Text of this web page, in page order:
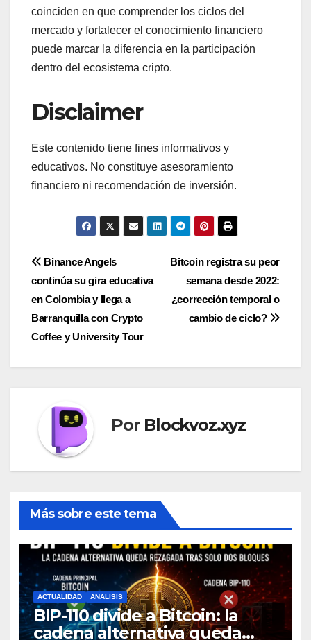
coinciden en que comprender los ciclos del
mercado y fortalecer el conocimiento financiero
puede marcar la diferencia en la participación
dentro del ecosistema cripto.
Disclaimer
Este contenido tiene fines informativos y
educativos. No constituye asesoramiento
financiero ni recomendación de inversión.
Navegación
de
entradas
Bitcoin registra su peor
semana desde 2022:
¿corrección temporal o
cambio de ciclo?
Binance Angels
continúa su gira educativa
en Colombia y llega a
Barranquilla con Crypto
Coffee y University Tour
Por Blockvoz.xyz
Más sobre este tema
ACTUALIDAD ANALISIS
BIP-110 divide a Bitcoin: la
cadena alternativa queda